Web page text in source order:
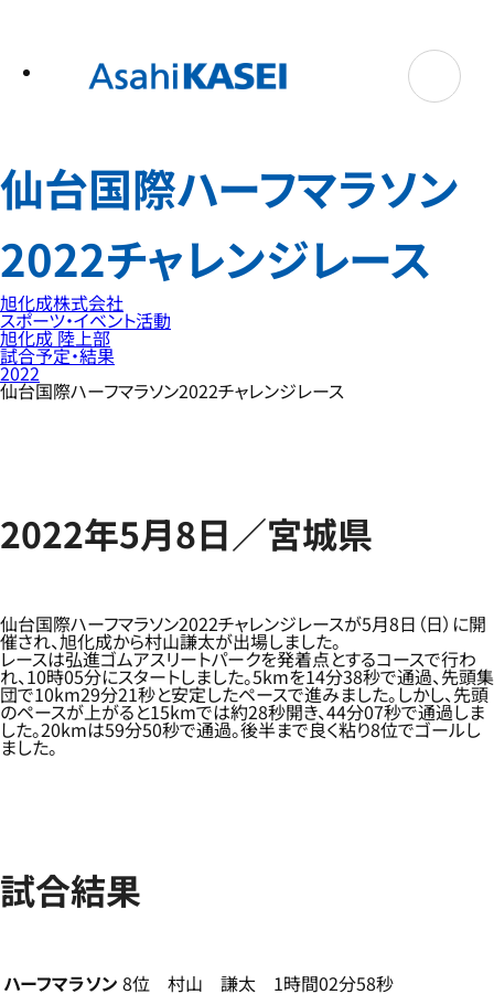
仙台国際ハーフマラソン
2022チャレンジレース
旭化成株式会社
スポーツ・イベント活動
旭化成 陸上部
試合予定・結果
2022
仙台国際ハーフマラソン2022チャレンジレース
2022年5月8日／宮城県
仙台国際ハーフマラソン2022チャレンジレースが5月8日（日）に開
催され、旭化成から村山謙太が出場しました。
レースは弘進ゴムアスリートパークを発着点とするコースで行わ
れ、10時05分にスタートしました。5kmを14分38秒で通過、先頭集
団で10km29分21秒と安定したペースで進みました。しかし、先頭
のペースが上がると15kmでは約28秒開き、44分07秒で通過しま
した。20kmは59分50秒で通過。後半まで良く粘り8位でゴールし
ました。
試合結果
ハーフマラソン 8位 村山 謙太 1時間02分58秒